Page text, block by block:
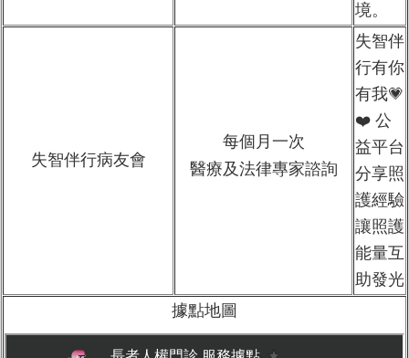
境。
失智伴行病友會
每個月一次
醫療及法律專家諮詢
失智伴
行有你
有我💗
❤️ 公
益平台
分享照
護經驗
讓照護
能量互
助發光
據點地圖